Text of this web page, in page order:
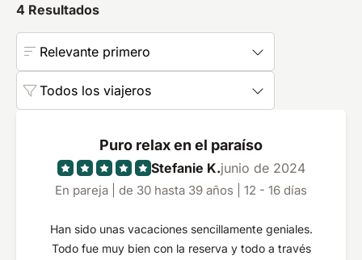
4 Resultados
Relevante primero
Todos los viajeros
Puro relax en el paraíso
Stefanie K.junio de 2024
En pareja | de 30 hasta 39 años | 12 - 16 días
Han sido unas vacaciones sencillamente geniales.
Todo fue muy bien con la reserva y todo a través